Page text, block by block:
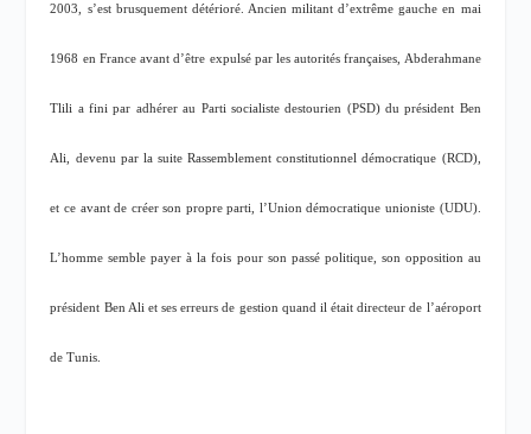
2003, s’est brusquement détérioré. Ancien militant d’extrême gauche en mai
1968 en France avant d’être expulsé par les autorités françaises, Abderahmane
Tlili a fini par adhérer au Parti socialiste destourien (PSD) du président Ben
Ali, devenu par la suite Rassemblement constitutionnel démocratique (RCD),
et ce avant de créer son propre parti, l’Union démocratique unioniste (UDU).
L’homme semble payer à la fois pour son passé politique, son opposition au
président Ben Ali et ses erreurs de gestion quand il était directeur de l’aéroport
de Tunis.